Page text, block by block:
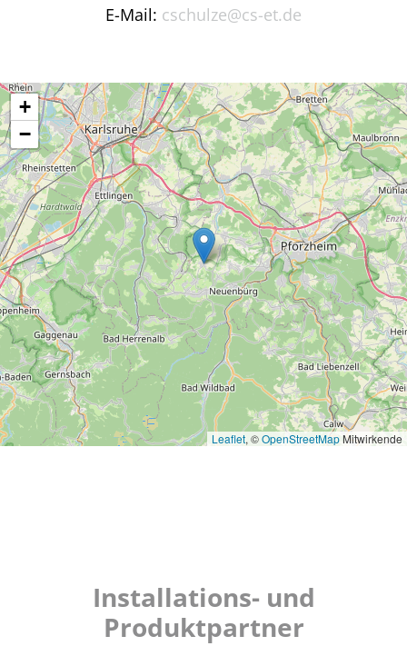
E-Mail: cschulze@cs-et.de
+
−
Leaflet, ©OpenStreetMapMitwirkende
Installations- und
Produktpartner